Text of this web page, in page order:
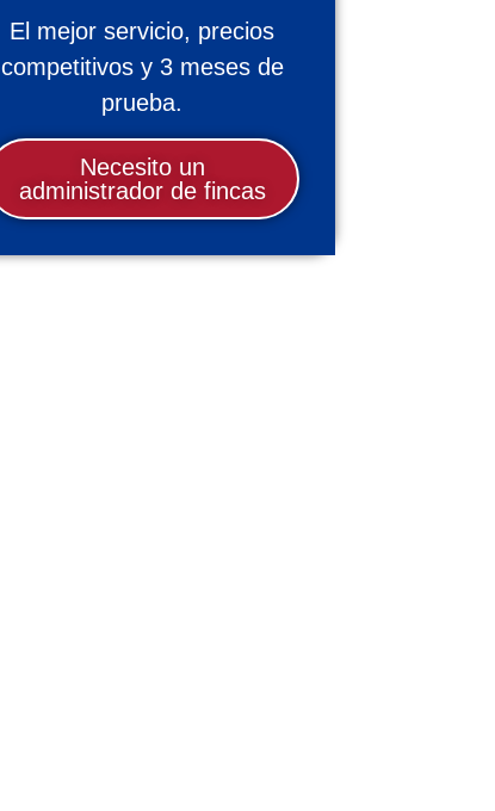
El mejor servicio, precios
competitivos y 3 meses de
prueba.
Necesito un
administrador de fincas